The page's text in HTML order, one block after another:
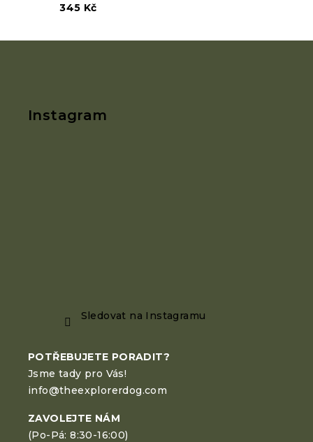
345 Kč
Instagram
Sledovat na Instagramu
POTŘEBUJETE PORADIT?
Jsme tady pro Vás!
info@theexplorerdog.com
ZAVOLEJTE NÁM
(Po-Pá: 8:30-16:00)